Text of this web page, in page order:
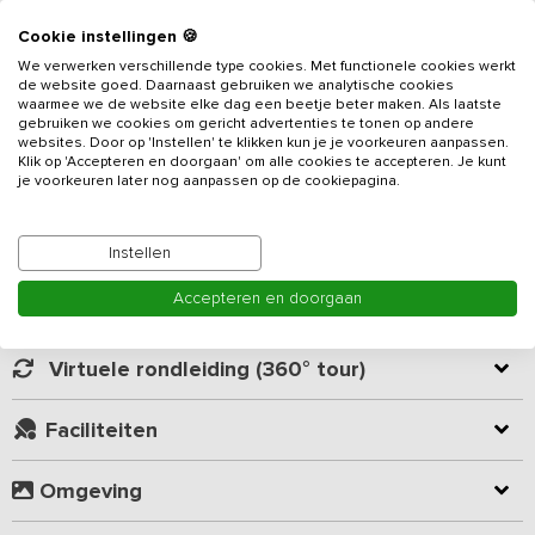
locatie die is gebouwd met de nieuwste technieken. Dit
vrijstaande huis is geschikt voor 10 personen en voorzien van 5
slaapkamers, waarvan 3 slaapkamers met eigen sanitair (douche,
wastafel en toilet). Het vakantieadresligt prachtig in het
IJssellandschap, dichtbij de Veluwe en oude Hanzesteden. Het is
De leefruimte bestaat uit een eetgedeelte en een zitgedeelte. De
gezellige zithoek bestaat uit 2 royale banken en een luie stoel,
en beschikt o.a. over 2 koelkasten, 4-pits inductiekookplaat, oven,
magnetron, koffiezetapparaat, nespresso apparaat en een
vaatwasser. Aan de eikenhouten tafels is ruimschoots plaats voor
het hele gezelschap om te eten, te borrelen of een spel te
duurzame vakantieadres wordt geen gebruik gemaakt van gas,
maar wel van een kachel waarin natuurlijke restproducten worden
Lees meer
Kamer indeling
Geverifieerde beoordelingen
Virtuele rondleiding (360° tour)
Faciliteiten
Omgeving
Cookie instellingen 🍪
We verwerken verschillende type cookies. Met functionele cookies werkt
de website goed. Daarnaast gebruiken we analytische cookies
waarmee we de website elke dag een beetje beter maken. Als laatste
gebruiken we cookies om gericht advertenties te tonen op andere
websites. Door op 'Instellen' te klikken kun je je voorkeuren aanpassen.
Klik op 'Accepteren en doorgaan' om alle cookies te accepteren. Je kunt
je voorkeuren later nog aanpassen op de cookiepagina.
Instellen
Accepteren en doorgaan